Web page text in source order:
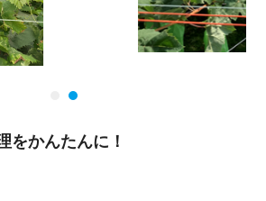
をかんたんに！